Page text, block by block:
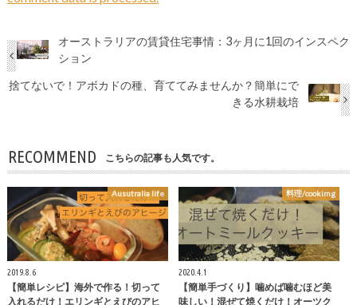
オーストラリアの賃貸住宅事情：3ヶ月に1回のインスペク
ション
捨てないで！アボカドの種、育ててみませんか？簡単にで
きる水耕栽培
RECOMMEND こちらの記事も人気です。
Ausutralia life
2019.8.6
【簡単レシピ】海外で作る！切って
入れるだけ！エリンギとえびのアヒ
料理/cookimg
2020.4.1
【簡単手づくり】噛めば噛むほど美
味しい！混ぜて焼くだけ！オーツク